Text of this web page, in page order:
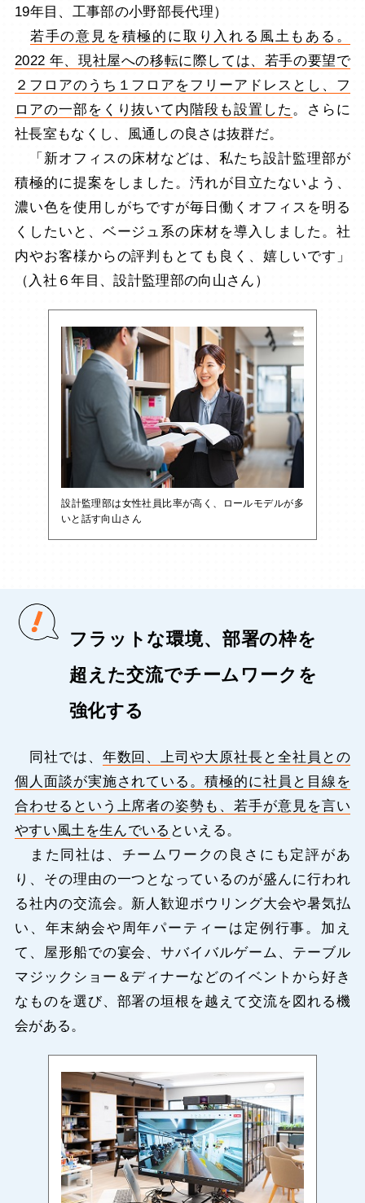
19年目、工事部の小野部長代理）
若手の意見を積極的に取り入れる風土もある。
2022 年、現社屋への移転に際しては、若手の要望で
２フロアのうち１フロアをフリーアドレスとし、フ
ロアの一部をくり抜いて内階段も設置した 。さらに
社長室もなくし、風通しの良さは抜群だ。
「新オフィスの床材などは、私たち設計監理部が
積極的に提案をしました。汚れが目立たないよう、
濃い色を使用しがちですが毎日働くオフィスを明る
くしたいと、ベージュ系の床材を導入しました。社
内やお客様からの評判もとても良く、嬉しいです」
（入社６年目、設計監理部の向山さん）
設計監理部は女性社員比率が高く、ロールモデルが多
いと話す向山さん
フラットな環境、部署の枠を
超えた交流でチームワークを
強化する
同社では、 年数回、上司や大原社長と全社員との
個人面談が実施されている。積極的に社員と目線を
合わせるという上席者の姿勢も、若手が意見を言い
やすい風土を生んでいる といえる。
また同社は、チームワークの良さにも定評があ
り、その理由の一つとなっているのが盛んに行われ
る社内の交流会。新人歓迎ボウリング大会や暑気払
い、年末納会や周年パーティーは定例行事。加え
て、屋形船での宴会、サバイバルゲーム、テーブル
マジックショー＆ディナーなどのイベントから好き
なものを選び、部署の垣根を越えて交流を図れる機
会がある。